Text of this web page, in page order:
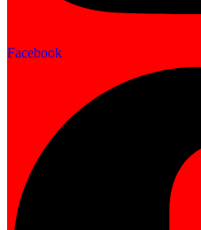
Facebook